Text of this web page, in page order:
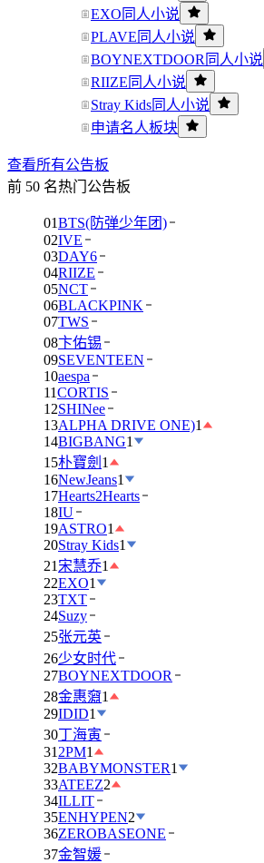
EXO同人小说
PLAVE同人小说
BOYNEXTDOOR同人小说
RIIZE同人小说
Stray Kids同人小说
申请名人板块
查看所有公告板
前 50 名热门公告板
01BTS(防弹少年团)
02IVE
03DAY6
04RIIZE
05NCT
06BLACKPINK
07TWS
08卞佑锡
09SEVENTEEN
10aespa
11CORTIS
12SHINee
13ALPHA DRIVE ONE)1
14BIGBANG1
15朴寶劍 1
16NewJeans1
17Hearts2Hearts
18IU
19ASTRO1
20Stray Kids1
21 宋慧乔1
22EXO1
23TXT
24Suzy
25张元英
26少女时代
27BOYNEXTDOOR
28金惠奫1
29IDID1
30丁海寅
31 2PM1
32BABYMONSTER1
33ATEEZ2
34ILLIT
35ENHYPEN2
36ZEROBASEONE
37金智媛